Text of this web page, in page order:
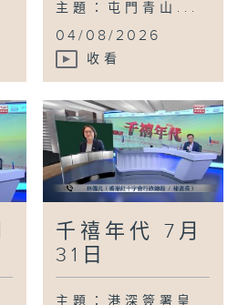
主題：屯門青山...
04/08/2026
收看
千禧年代 7月
31日
主題：港深簽署皇